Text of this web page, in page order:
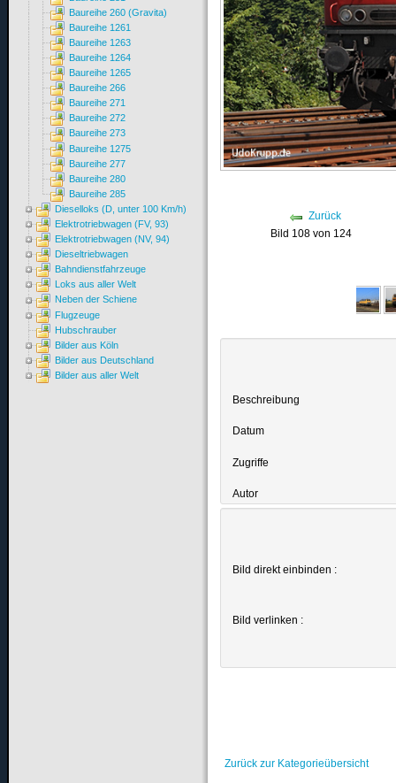
Zurück
Bild 108 von 124
Beschreibung
Datum
Zugriffe
Autor
Bild direkt einbinden :
Bild verlinken :
Zurück zur Kategorieübersicht
Baureihe 260 (Gravita)
Baureihe 1261
Baureihe 1263
Baureihe 1264
Baureihe 1265
Baureihe 266
Baureihe 271
Baureihe 272
Baureihe 273
Baureihe 1275
Baureihe 277
Baureihe 280
Baureihe 285
Dieselloks (D, unter 100 Km/h)
Elektrotriebwagen (FV, 93)
Elektrotriebwagen (NV, 94)
Dieseltriebwagen
Bahndienstfahrzeuge
Loks aus aller Welt
Neben der Schiene
Flugzeuge
Hubschrauber
Bilder aus Köln
Bilder aus Deutschland
Bilder aus aller Welt